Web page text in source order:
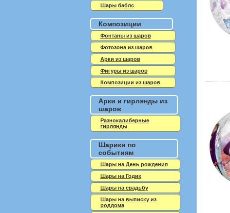
Шары баблс
Композиции
Фонтаны из шаров
Фотозона из шаров
Арки из шаров
Фигуры из шаров
Композиции из шаров
Арки и гирлянды из
шаров
Разнокалиберные
гирлянды
Шарики по
событиям
Шары на День рождения
Шары на Годик
Шары на свадьбу
Шары на выписку из
роддома